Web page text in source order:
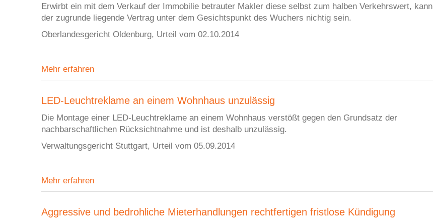
Erwirbt ein mit dem Verkauf der Immobilie betrauter Makler diese selbst zum halben Verkehrswert, kann
der zugrunde liegende Vertrag unter dem Gesichtspunkt des Wuchers nichtig sein.
Oberlandesgericht Oldenburg, Urteil vom 02.10.2014
Mehr erfahren
LED-Leuchtreklame an einem Wohnhaus unzulässig
Die Montage einer LED-Leuchtreklame an einem Wohnhaus verstößt gegen den Grundsatz der
nachbarschaftlichen Rücksichtnahme und ist deshalb unzulässig.
Verwaltungsgericht Stuttgart, Urteil vom 05.09.2014
Mehr erfahren
Aggressive und bedrohliche Mieterhandlungen rechtfertigen fristlose Kündigung